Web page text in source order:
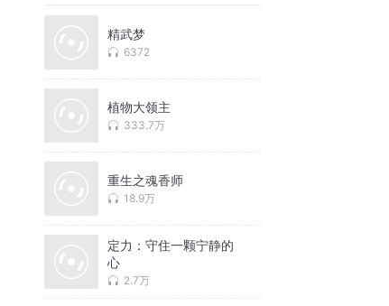
精武梦
6372
植物大领主
333.7万
重生之魂香师
18.9万
定力：守住一颗宁静的
心
2.7万